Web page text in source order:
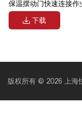
保温摆动门快速连接作
下载
版权所有 © 2026 上海